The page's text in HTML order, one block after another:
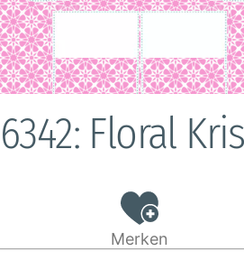
6342: Floral
Merken